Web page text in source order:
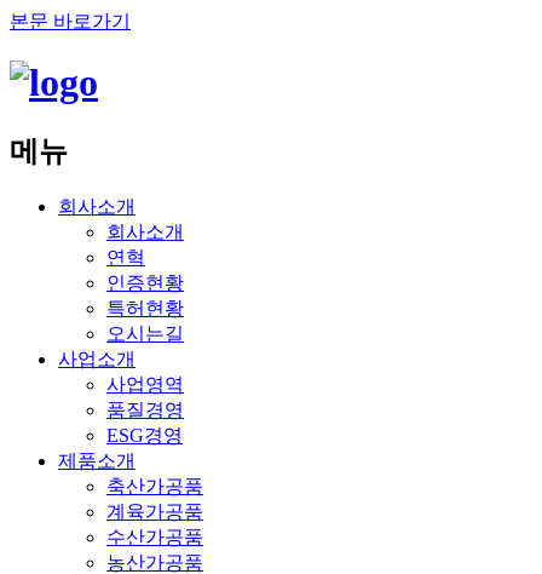
본문 바로가기
메뉴
회사소개
회사소개
연혁
인증현황
특허현황
오시는길
사업소개
사업영역
품질경영
ESG경영
제품소개
축산가공품
계육가공품
수산가공품
농산가공품